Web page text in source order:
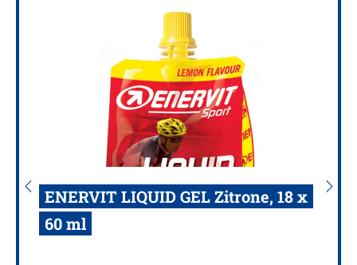
ENERVIT LIQUID GEL Zitrone, 18 x
60 ml